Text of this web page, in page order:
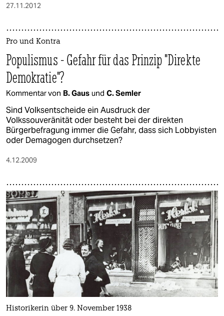
27.11.2012
Pro und Kontra
Populismus - Gefahr für das Prinzip "Direkte
Demokratie"?
Kommentar von B. Gaus und C. Semler
Sind Volksentscheide ein Ausdruck der
Volkssouveränität oder besteht bei der direkten
Bürgerbefragung immer die Gefahr, dass sich Lobbyisten
oder Demagogen durchsetzen?
4.12.2009
Historikerin über 9. November 1938